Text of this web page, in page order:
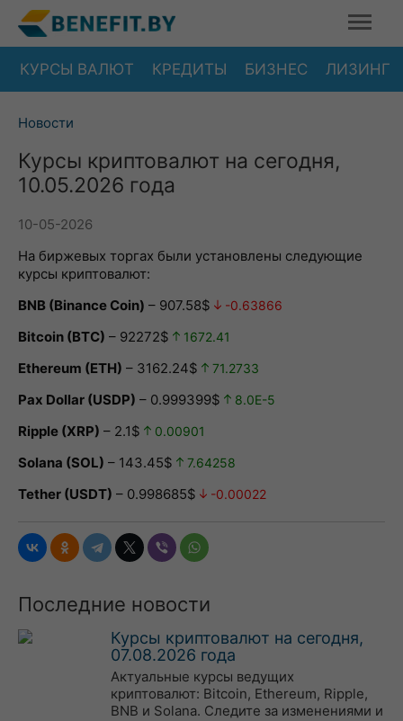
КУРСЫ ВАЛЮТ КРЕДИТЫ БИЗНЕС ЛИЗИНГ
Новости
Курсы криптовалют на сегодня,
10.05.2026 года
10-05-2026
На биржевых торгах были установлены следующие
курсы криптовалют:
BNB (Binance Coin) – 907.58$ -0.63866
Bitcoin (BTC) – 92272$ 1672.41
Ethereum (ETH) – 3162.24$ 71.2733
Pax Dollar (USDP) – 0.999399$ 8.0E-5
Ripple (XRP) – 2.1$ 0.00901
Solana (SOL) – 143.45$ 7.64258
Tether (USDT) – 0.998685$ -0.00022
Последние новости
Курсы криптовалют на сегодня,
07.08.2026 года
Актуальные курсы ведущих
криптовалют: Bitcoin, Ethereum, Ripple,
BNB и Solana. Следите за изменениями и